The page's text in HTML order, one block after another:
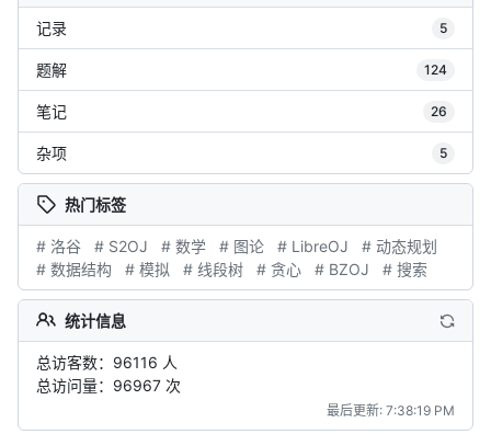
记录 5
题解 124
笔记 26
杂项 5
热门标签
# 洛谷 # S2OJ # 数学 # 图论 # LibreOJ
# 动态规划
# 数据结构
# 模拟 # 线段树 # 贪心 # BZOJ # 搜索
统计信息
总访客数：96116 人
总访问量：96967 次
最后更新: 7:38:19 PM